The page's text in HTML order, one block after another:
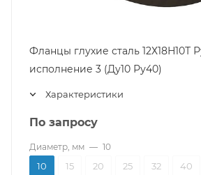
Фланцы глухие сталь 12Х18Н10Т
исполнение 3 (Ду10 Ру40)
Характеристики
По запросу
Диаметр, мм — 10
10 15 20 25 32 40